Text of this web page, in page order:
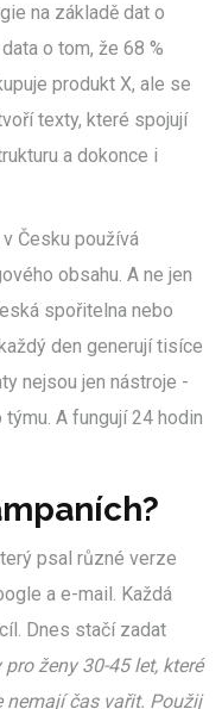
na základě dat o
o tom, že 68 %
produkt X, ale se
texty, které spojují
a dokonce i
Česku používá
obsahu. A ne jen
spořitelna nebo
den generují tisíce
nejsou jen nástroje -
A fungují 24 hodin
psal různé verze
a e-mail. Každá
Dnes stačí zadat
ženy 30-45 let, které
nemají čas vařit. Použij